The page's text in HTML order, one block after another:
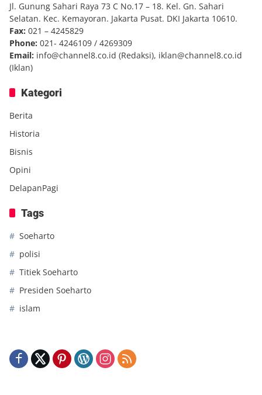
Jl. Gunung Sahari Raya 73 C No.17 – 18. Kel. Gn. Sahari
Selatan. Kec. Kemayoran. Jakarta Pusat. DKI Jakarta 10610.
Fax: 021 – 4245829
Phone: 021- 4246109 / 4269309
Email: info@channel8.co.id (Redaksi), iklan@channel8.co.id
(Iklan)
Kategori
Berita
Historia
Bisnis
Opini
DelapanPagi
Tags
Soeharto
polisi
Titiek Soeharto
Presiden Soeharto
islam